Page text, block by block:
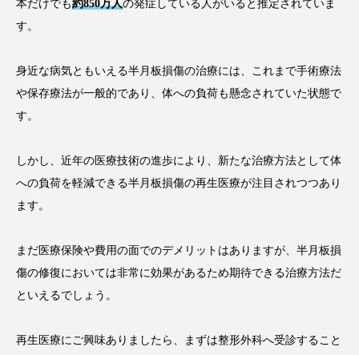
本だけでも約850万人の発症している人がいると推定されていま
す。
身近な病気ともいえる半月板損傷の治療には、これまで手術療法
や保存療法が一般的であり、体への負荷も懸念されていた状態で
す。
しかし、近年の医療技術の進歩により、新たな治療方法として体
への負荷を軽減できる半月板損傷の再生医療が注目されつつあり
ます。
まだ医療保険や費用の面でのデメリットはありますが、半月板損
傷の修復においては非常に効果があるため期待できる治療方法だ
といえるでしょう。
再生医療にご興味ありましたら、まずは整形外科へ受診すること